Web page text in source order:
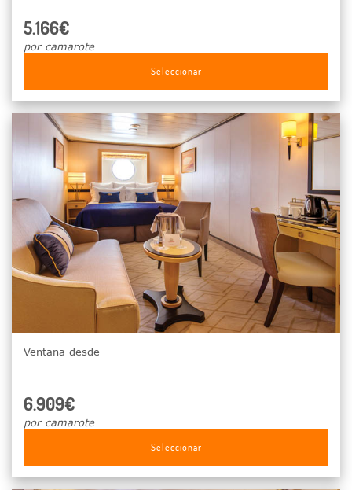
5.166€
por camarote
Seleccionar
Ventana desde
6.909€
por camarote
Seleccionar